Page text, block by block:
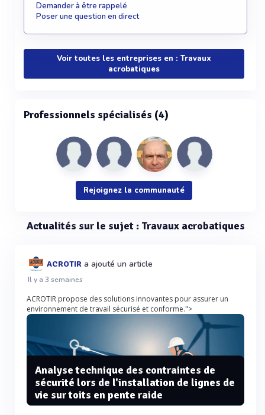
Demander à être rappelé
Poser une question en direct
Voir toutes les entreprises en : Travaux
acrobatiques
Professionnels spécialisés (4)
Rejoignez la communauté
Actualités sur le sujet : Travaux acrobatiques
ACROTIR a ajouté un article
Il y a 3 semaines
ACROTIR propose des solutions innovantes pour assurer un
environnement de travail sécurisé et conforme.">
Analyse technique des contraintes de
sécurité lors de l'installation de lignes de
vie sur toits en pente raide